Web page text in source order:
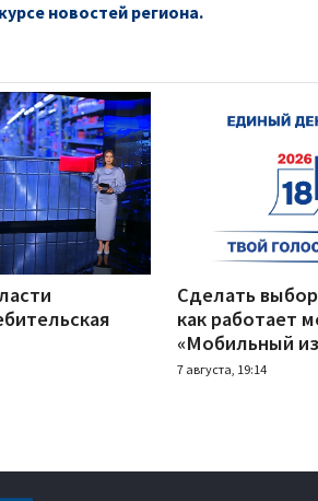
новостей региона.
Сделать
как работает
«Мобильный
7 августа, 19:14